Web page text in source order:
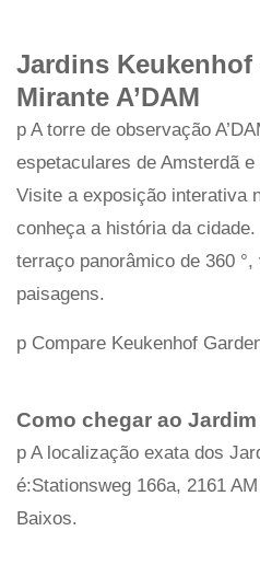
Jardins Keukenhof
Mirante A’DAM
p A torre de observação
espetaculares de Amsterdã
Visite a exposição interativa
conheça a história da
terraço panorâmico de 360
paisagens.
p Compare Keukenhof
Como chegar ao
p A localização exata dos
é:Stationsweg 166a, 2161
Baixos.